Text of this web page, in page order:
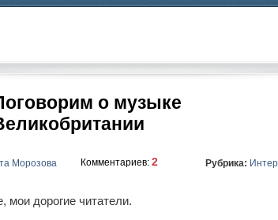
о музыке
Морозова Комментариев: 2 Рубрика:
мои дорогие читатели.